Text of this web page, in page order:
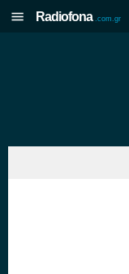
Radiofona .com.gr